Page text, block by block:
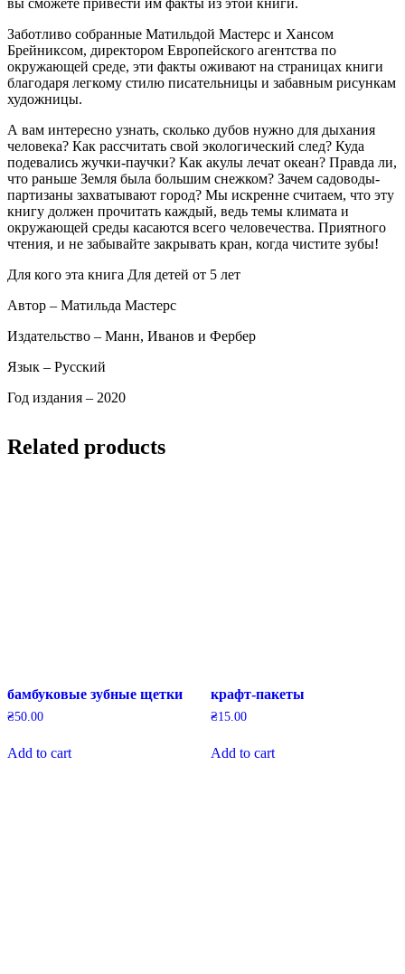
вы сможете привести им факты из этой книги.
Заботливо собранные Матильдой Мастерс и Хансом
Брейниксом, директором Европейского агентства по
окружающей среде, эти факты оживают на страницах книги
благодаря легкому стилю писательницы и забавным рисункам
художницы.
А вам интересно узнать, сколько дубов нужно для дыхания
человека? Как рассчитать свой экологический след? Куда
подевались жучки-паучки? Как акулы лечат океан? Правда ли,
что раньше Земля была большим снежком? Зачем садоводы-
партизаны захватывают город? Мы искренне считаем, что эту
книгу должен прочитать каждый, ведь темы климата и
окружающей среды касаются всего человечества. Приятного
чтения, и не забывайте закрывать кран, когда чистите зубы!
Для кого эта книга Для детей от 5 лет
Автор – Матильда Мастерс
Издательство – Манн, Иванов и Фербер
Язык – Русский
Год издания – 2020
Related products
бамбуковые зубные щетки
₴50.00
Add to cart
крафт-пакеты
₴15.00
Add to cart